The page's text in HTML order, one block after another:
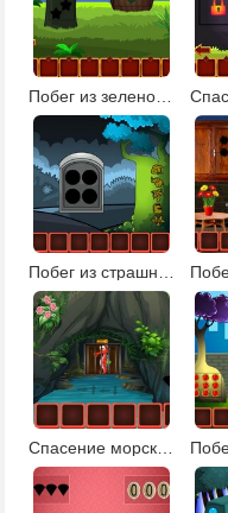
Побег из зеленой усадьбы
Спасение морского конька